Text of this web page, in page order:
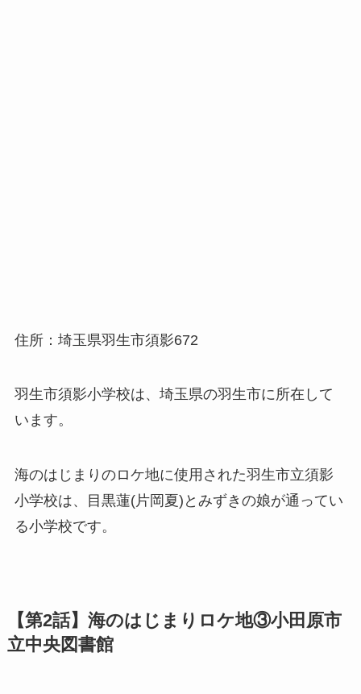
住所：埼玉県羽生市須影672
羽生市須影小学校は、埼玉県の羽生市に所在して
います。
海のはじまりのロケ地に使用された羽生市立須影
小学校は、目黒蓮(片岡夏)とみずきの娘が通ってい
る小学校です。
【第2話】海のはじまりロケ地③小田原市
立中央図書館